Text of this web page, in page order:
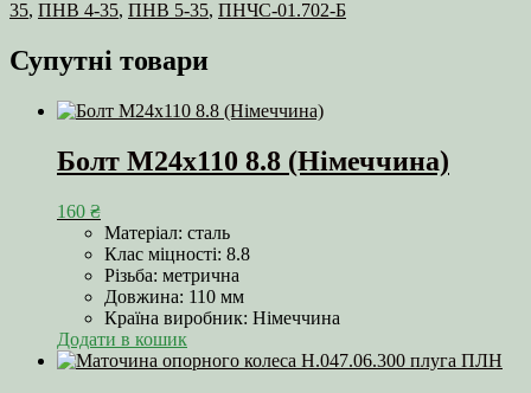
35, ПНВ 4-35, ПНВ 5-35, ПНЧС-01.702-Б
Супутні товари
Болт М24х110 8.8 (Німеччина)
160 ₴
Матеріал: сталь
Клас міцності: 8.8
Різьба: метрична
Довжина: 110 мм
Країна виробник: Німеччина
Додати в кошик